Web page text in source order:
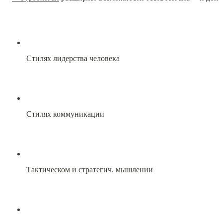
Стилях лидерства человека
Стилях коммуникации
Тактическом и стратегич. мышлении